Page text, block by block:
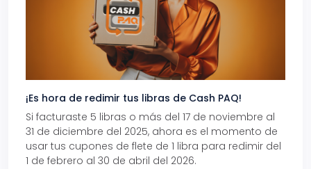
¡Es hora de redimir tus libras de Cash PAQ!
Si facturaste 5 libras o más del 17 de noviembre al
31 de diciembre del 2025, ahora es el momento de
usar tus cupones de flete de 1 libra para redimir del
1 de febrero al 30 de abril del 2026.